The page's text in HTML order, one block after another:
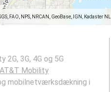
FAO, NPS, NRCAN, GeoBase, IGN,
3G, 4G og 5G
AT&T Mobility
mobilnetværksdækning i